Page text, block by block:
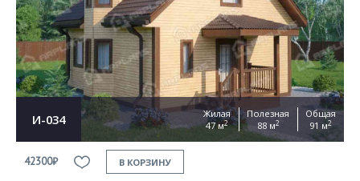
И-034
Жилая
47 м2
Полезная
88 м2
Общая
91 м2
42300₽ В КОРЗИНУ